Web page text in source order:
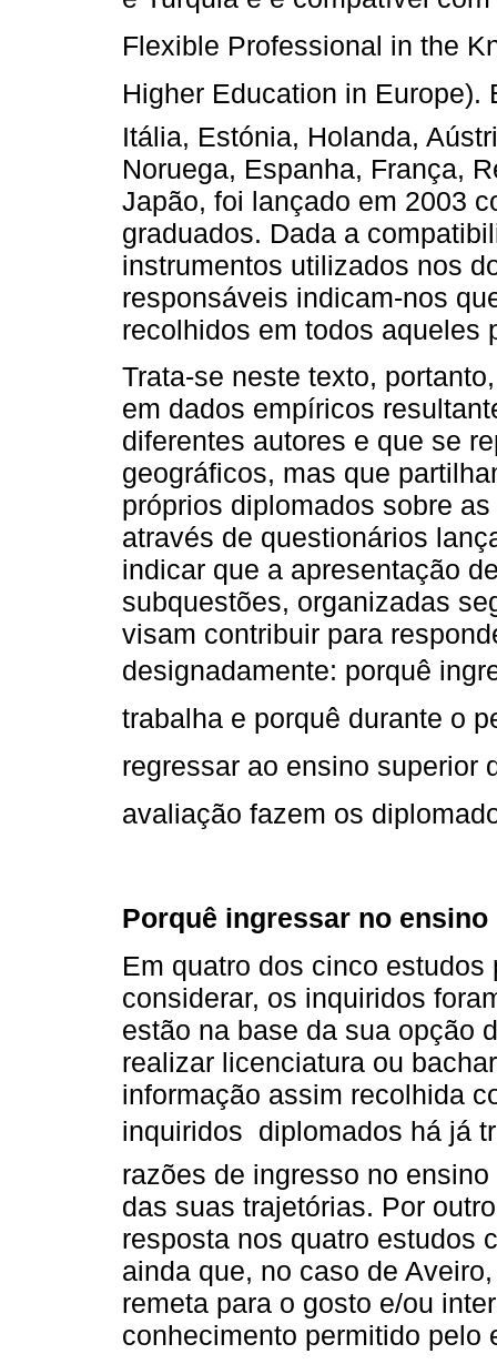
Flexible Professional in the
Higher Education in
Itália, Estónia, Holanda,
Noruega, Espanha, França,
Japão, foi lançado em 2003
graduados. Dada a
instrumentos utilizados nos
responsáveis indicam-nos
recolhidos em todos aqueles
Trata-se neste texto,
em dados empíricos
diferentes autores e que se
geográficos, mas que
próprios diplomados sobre
através de questionários
indicar que a apresentação
subquestões, organizadas
visam contribuir para
designadamente: porquê
trabalha e porquê durante o
regressar ao ensino superior
avaliação fazem os
Porquê ingressar no
Em quatro dos cinco
considerar, os inquiridos
estão na base da sua opção
realizar licenciatura ou
informação assim recolhida
inquiridos  diplomados há já
razões de ingresso no
das suas trajetórias. Por
resposta nos quatro estudos
ainda que, no caso de
remeta para o gosto e/ou
conhecimento permitido pelo